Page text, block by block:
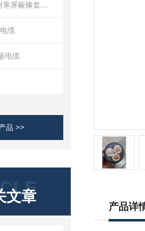
UGEFHP高压耐寒屏蔽橡套电缆
缆
电缆
品 >>
文章
产品详